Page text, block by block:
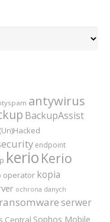
antywirus
BackupAssist
endpoint
kerio Kerio
operator kopia
ochrona danych
ransomware serwer
Central Sophos Mobile